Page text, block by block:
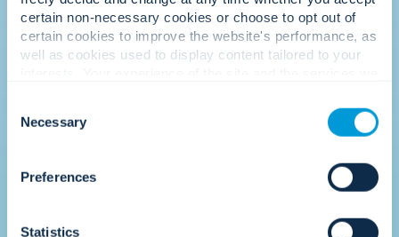
certain non-necessary cookies or choose to opt out of
certain cookies to improve the website's performance, as
well as cookies used to display content tailored to your
cookies. Click "Show details" below for more information
about who we share your information with.
Selection
Necessary
Preferences
Statistics
mayor factor diferenciador.
•